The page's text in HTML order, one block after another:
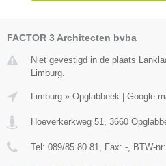
FACTOR 3 Architecten bvba
Niet gevestigd in de plaats
Limburg.
Limburg » Opglabbeek Google
Hoeverkerkweg 51 3660
Tel: 089/85 80 81 , Fax: - , BTW-nr: